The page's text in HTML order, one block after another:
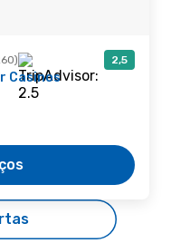
2,5
Casinos